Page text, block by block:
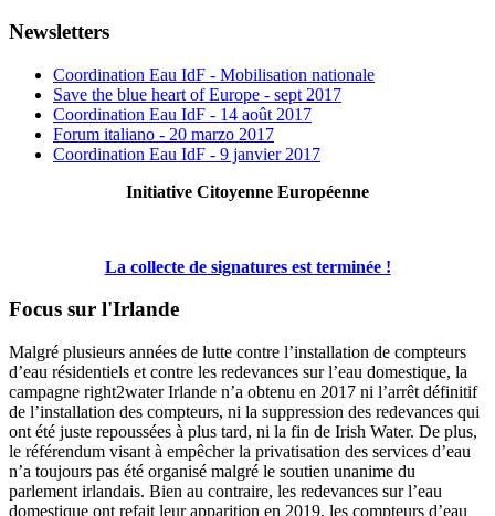
Newsletters
Coordination Eau IdF - Mobilisation nationale
Save the blue heart of Europe - sept 2017
Coordination Eau IdF - 14 août 2017
Forum italiano - 20 marzo 2017
Coordination Eau IdF - 9 janvier 2017
Initiative Citoyenne Européenne
La collecte de signatures est terminée !
Focus sur l'Irlande
Malgré plusieurs années de lutte contre l’installation de compteurs
d’eau résidentiels et contre les redevances sur l’eau domestique, la
campagne right2water Irlande n’a obtenu en 2017 ni l’arrêt définitif
de l’installation des compteurs, ni la suppression des redevances qui
ont été juste repoussées à plus tard, ni la fin de Irish Water. De plus,
le référendum visant à empêcher la privatisation des services d’eau
n’a toujours pas été organisé malgré le soutien unanime du
parlement irlandais. Bien au contraire, les redevances sur l’eau
domestique ont refait leur apparition en 2019, les compteurs d’eau